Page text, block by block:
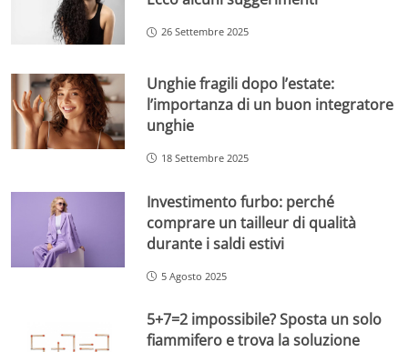
26 Settembre 2025
Unghie fragili dopo l’estate:
l’importanza di un buon integratore
unghie
18 Settembre 2025
Investimento furbo: perché
comprare un tailleur di qualità
durante i saldi estivi
5 Agosto 2025
5+7=2 impossibile? Sposta un solo
fiammifero e trova la soluzione